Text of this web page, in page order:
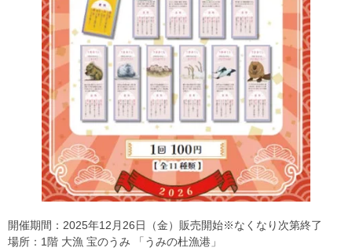
開催期間：2025年12月26日（金）販売開始※なくなり次第終了
場所：1階 大漁 宝のうみ 「うみの杜漁港」